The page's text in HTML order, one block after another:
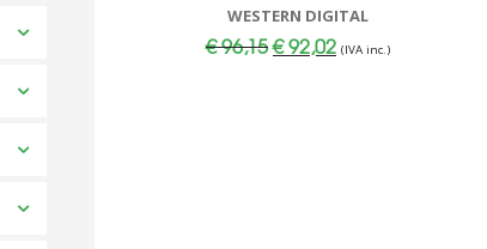
WESTERN DIGITAL
€96,15Il
prezzo
€92,02Il
prezzo
(IVA inc.)